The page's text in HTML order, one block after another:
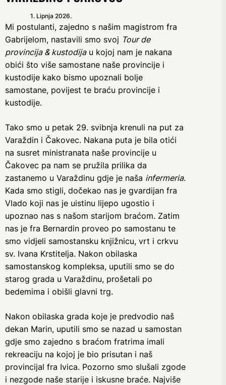
1. Lipnja 2026.
Mi postulanti, zajedno s našim magistrom fra
Gabrijelom, nastavili smo svoj Tour de
provincija & kustodijau kojoj nam je nakana
obići što više samostane naše provincije i
kustodije kako bismo upoznali bolje
samostane, povijest te braću provincije i
kustodije.
Tako smo u petak 29. svibnja krenuli na put za
Varaždin i Čakovec. Nakana puta je bila otići
na susret ministranata naše provincije u
Čakovec pa nam se pružila prilika da
zastanemo u Varaždinu gdje je naša infermeria.
Kada smo stigli, dočekao nas je gvardijan fra
Vlado koji nas je uistinu lijepo ugostio i
upoznao nas s našom starijom braćom. Zatim
nas je fra Bernardin proveo po samostanu te
smo vidjeli samostansku knjižnicu, vrt i crkvu
sv. Ivana Krstitelja. Nakon obilaska
samostanskog kompleksa, uputili smo se do
starog grada u Varaždinu, prošetali po
bedemima i obišli glavni trg.
Nakon obilaska grada koje je predvodio naš
dekan Marin, uputili smo se nazad u samostan
gdje smo zajedno s braćom fratrima imali
rekreaciju na kojoj je bio prisutan i naš
provincijal fra Ivica. Pozorno smo slušali zgode
i nezgode naše starije i iskusne braće. Najviše